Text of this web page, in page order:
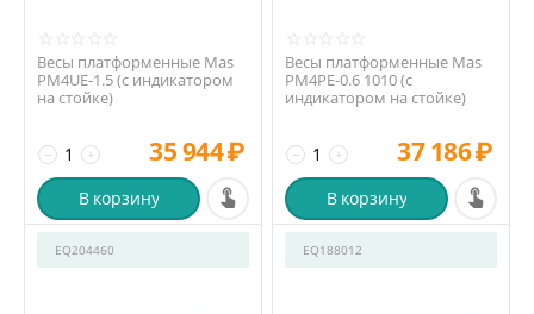
Весы платформенные Mas
PM4UЕ-1.5 (с индикатором
на стойке)
+
− 35 944₽
В корзину
Весы платформенные Mas
PM4PE-0.6 1010 (с
индикатором на стойке)
+
− 37 186₽
В корзину
EQ204460 EQ188012